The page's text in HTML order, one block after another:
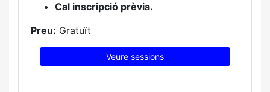
Cal inscripció prèvia.
Preu: Gratuït
Veure sessions